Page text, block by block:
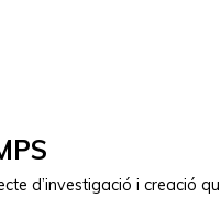
d’investigació i creació